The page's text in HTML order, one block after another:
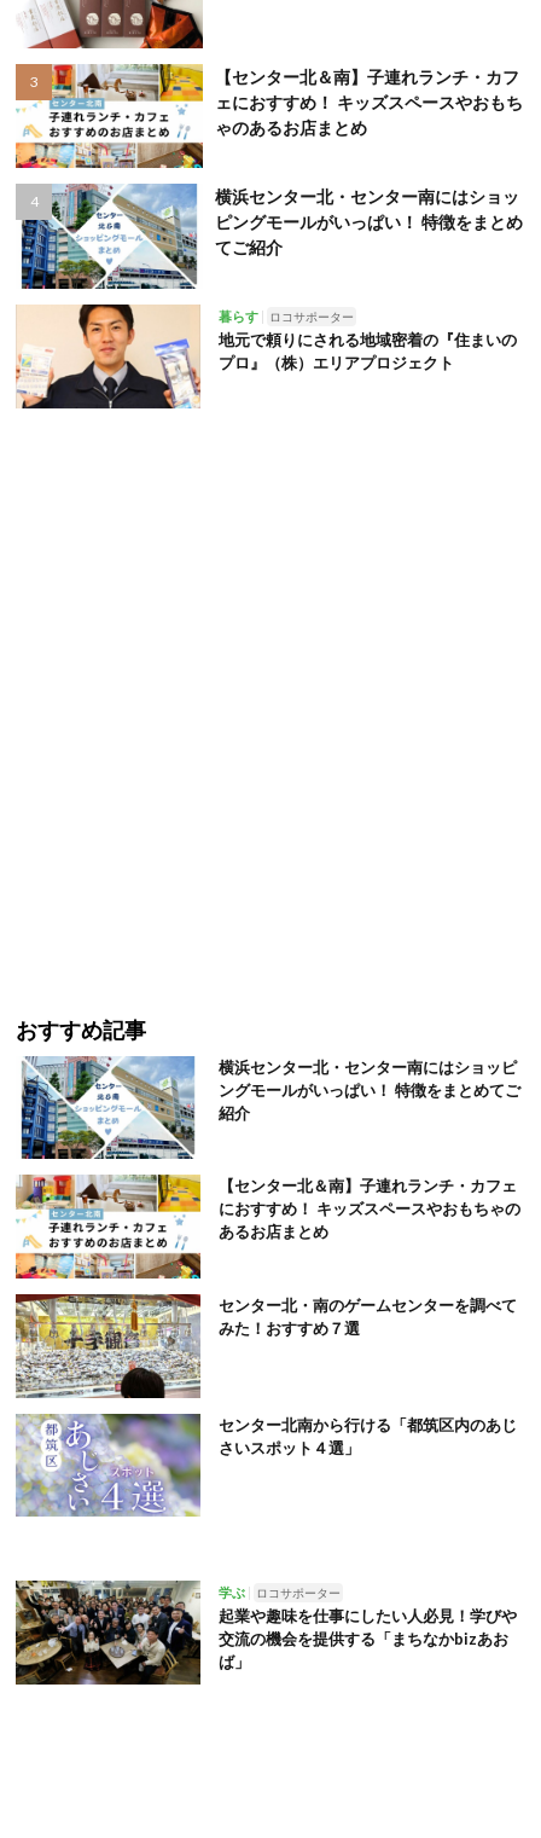
【センター北＆南】子連れランチ・カフ
ェにおすすめ！ キッズスペースやおもち
ゃのあるお店まとめ
横浜センター北・センター南にはショッ
ピングモールがいっぱい！ 特徴をまとめ
てご紹介
暮らす ロコサポーター
地元で頼りにされる地域密着の『住まいの
プロ』（株）エリアプロジェクト
おすすめ記事
横浜センター北・センター南にはショッピ
ングモールがいっぱい！ 特徴をまとめてご
紹介
【センター北＆南】子連れランチ・カフェ
におすすめ！ キッズスペースやおもちゃの
あるお店まとめ
センター北・南のゲームセンターを調べて
みた！おすすめ７選
センター北南から行ける「都筑区内のあじ
さいスポット４選」
学ぶ ロコサポーター
起業や趣味を仕事にしたい人必見！学びや
交流の機会を提供する「まちなかbizあお
ば」